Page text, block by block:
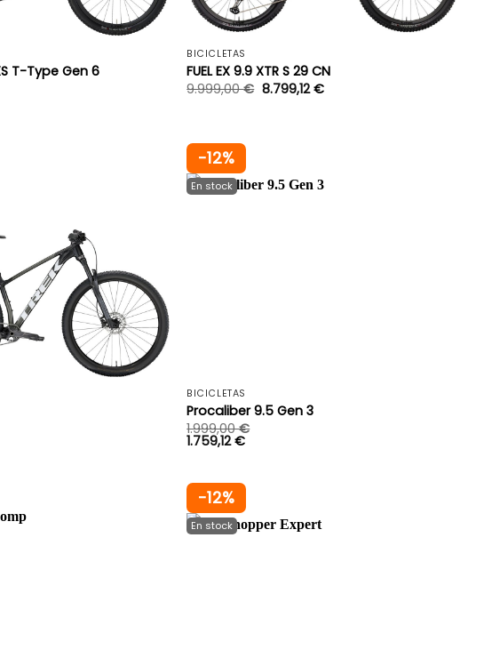
+
T-Type Gen 6
+
BICICLETAS
FUEL EX 9.9 XTR S 29 CN
9.999,00€ 8.799,12€
+
-12%
BICICLETAS
Procaliber 9.5 Gen 3
1.999,00€
1.759,12€
-12%